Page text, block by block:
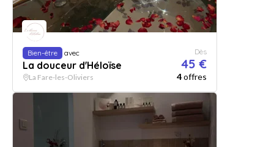
Bien-être avec
La douceur d'Héloïse
Dès
45 €
La Fare-les-Oliviers 4offres